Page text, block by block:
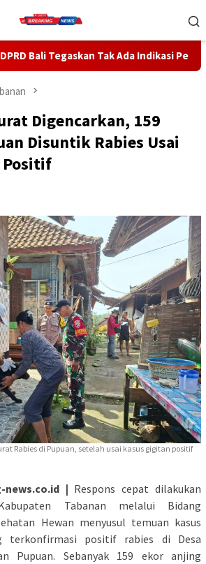
Indikasi Penyalahgunaan Barang Sitaan
Digencarkan, 159
Disuntik Rabies Usai
Positif
Rabies di Pupuan, setelah usai kasus gigitan positif
news.co.id | Respons cepat dilakukan
Tabanan melalui Bidang
Hewan menyusul temuan kasus
terkonfirmasi positif rabies di Desa
Pupuan. Sebanyak 159 ekor anjing